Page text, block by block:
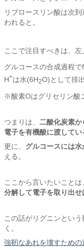
リブロースリン酸は次
われると。
ここで注目すべきは、
グルコースの合成過程
H+は水(6H2O)として排
※酸素Oはグリセリン酸
つまりは、 二酸化炭素か
電子を有機酸に渡してい
更に、 グルコースには
える。
ここから言いたいことは
分解して電子を取り出せ
この話がリグニンとい
く。
強靭なあれを壊すための